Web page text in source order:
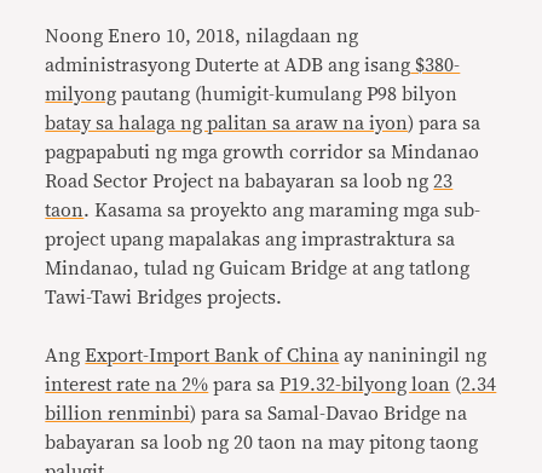
Noong Enero 10, 2018, nilagdaan ng
administrasyong Duterte at ADB ang isang $380-
milyong pautang (humigit-kumulang P98 bilyon
batay sa halaga ng palitan sa araw na iyon) para sa
pagpapabuti ng mga growth corridor sa Mindanao
Road Sector Project na babayaran sa loob ng23
taon. Kasama sa proyekto ang maraming mga sub-
project upang mapalakas ang imprastraktura sa
Mindanao, tulad ng Guicam Bridge at ang tatlong
Tawi-Tawi Bridges projects.
AngExport-Import Bank of China ay naniningil ng
interest rate na 2% para saP19.32-bilyong loan (2.34
billion renminbi) para sa Samal-Davao Bridge na
babayaran sa loob ng 20 taon na may pitong taong